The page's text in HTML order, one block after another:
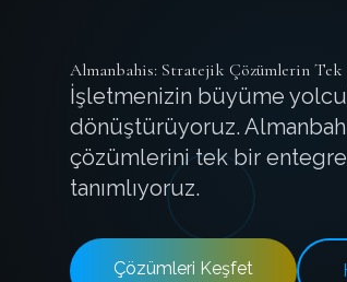
Almanbahis: Stratejik Çözümlerin Tek
İşletmenizin büyüme
dönüştürüyoruz.
çözümlerini tek bir
tanımlıyoruz.
Çözümleri Keşfet